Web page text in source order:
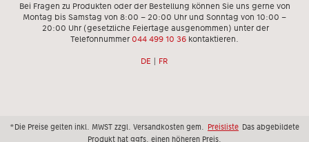
Bei Fragen zu Produkten oder der Bestellung können Sie uns gerne von
Montag bis Samstag von 8:00 – 20:00 Uhr und Sonntag von 10:00 –
20:00 Uhr (gesetzliche Feiertage ausgenommen) unter der
Telefonnummer 044 499 10 36 kontaktieren.
DE | FR
*Die Preise gelten inkl. MWST zzgl. Versandkosten gem. Preisliste Das abgebildete
Produkt hat ggfs. einen höheren Preis.